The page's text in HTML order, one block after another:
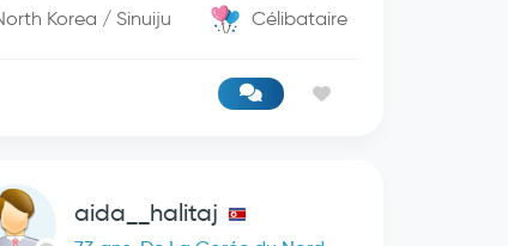
Korea / Sinuiju Célibataire
aida__halitaj